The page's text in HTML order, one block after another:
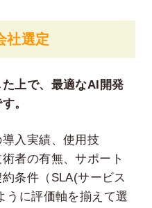
社選定
上で、最適なAI開発
。
入実績、使用技
者の有無、サポート
条件（SLA(サービス
うに評価軸を揃えて選